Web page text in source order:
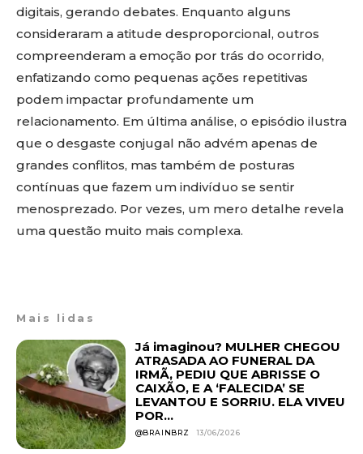
digitais, gerando debates. Enquanto alguns
consideraram a atitude desproporcional, outros
compreenderam a emoção por trás do ocorrido,
enfatizando como pequenas ações repetitivas
podem impactar profundamente um
relacionamento. Em última análise, o episódio ilustra
que o desgaste conjugal não advém apenas de
grandes conflitos, mas também de posturas
contínuas que fazem um indivíduo se sentir
menosprezado. Por vezes, um mero detalhe revela
uma questão muito mais complexa.
Mais lidas
Já imaginou? MULHER CHEGOU
ATRASADA AO FUNERAL DA
IRMÃ, PEDIU QUE ABRISSE O
CAIXÃO, E A ‘FALECIDA’ SE
LEVANTOU E SORRIU. ELA VIVEU
POR...
@BRAINBRZ 13/06/2026